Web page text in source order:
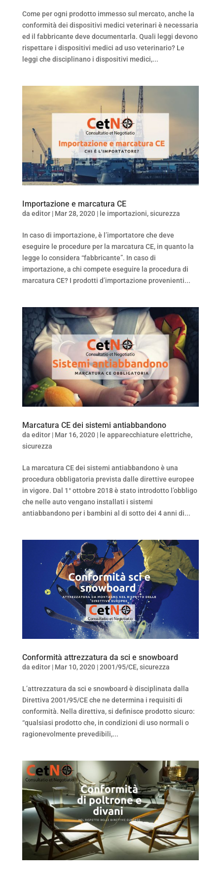
Come per ogni prodotto immesso sul mercato, anche la
conformità dei dispositivi medici veterinari è necessaria
ed il fabbricante deve documentarla. Quali leggi devono
rispettare i dispositivi medici ad uso veterinario? Le
leggi che disciplinano i dispositivi medici,...
Importazione e marcatura CE
da editor| Mar 28, 2020| le importazioni,sicurezza
In caso di importazione, è l’importatore che deve
eseguire le procedure per la marcatura CE, in quanto la
legge lo considera “fabbricante”. In caso di
importazione, a chi compete eseguire la procedura di
marcatura CE? I prodotti d’importazione provenienti...
Marcatura CE dei sistemi antiabbandono
da editor| Mar 16, 2020| le apparecchiature elettriche,
sicurezza
La marcatura CE dei sistemi antiabbandono è una
procedura obbligatoria prevista dalle direttive europee
in vigore. Dal 1° ottobre 2018 è stato introdotto l’obbligo
che nelle auto vengano installati i sistemi
antiabbandono per i bambini al di sotto dei 4 anni di...
Conformità attrezzatura da sci e snowboard
da editor| Mar 10, 2020|2001/95/CE,sicurezza
L’attrezzatura da sci e snowboard è disciplinata dalla
Direttiva 2001/95/CE che ne determina i requisiti di
conformità. Nella direttiva, si definisce prodotto sicuro:
“qualsiasi prodotto che, in condizioni di uso normali o
ragionevolmente prevedibili,...